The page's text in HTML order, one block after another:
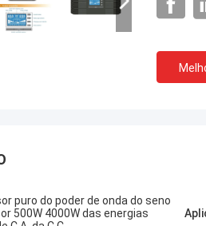
puro do poder de onda do seno
500W 4000W das energias